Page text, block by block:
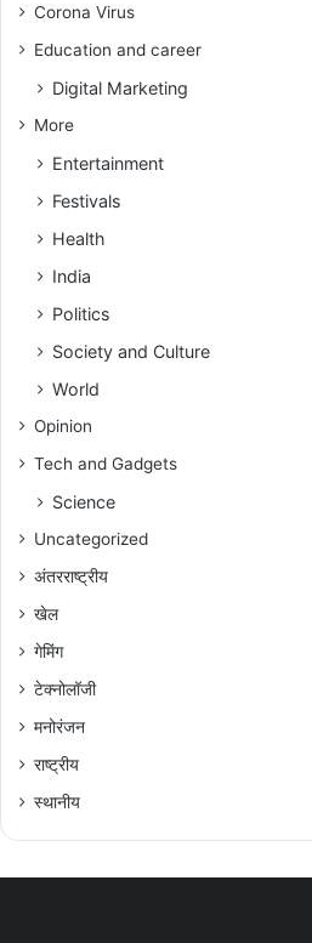
Corona Virus
Education and career
Digital Marketing
More
Entertainment
Festivals
Health
India
Politics
Society and Culture
World
Opinion
Tech and Gadgets
Science
Uncategorized
अंतरराष्ट्रीय
खेल
गेमिंग
टेक्नोलॉजी
मनोरंजन
राष्ट्रीय
स्थानीय